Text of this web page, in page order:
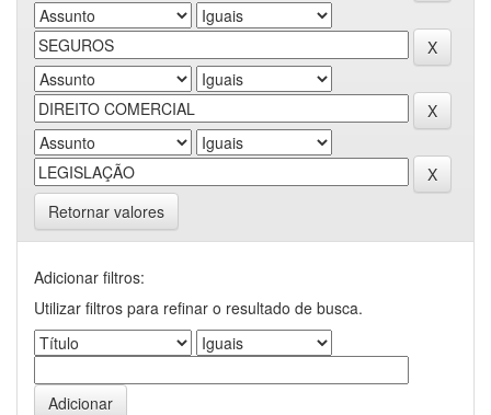
Retornar valores
Adicionar filtros:
Utilizar filtros para refinar o resultado de busca.